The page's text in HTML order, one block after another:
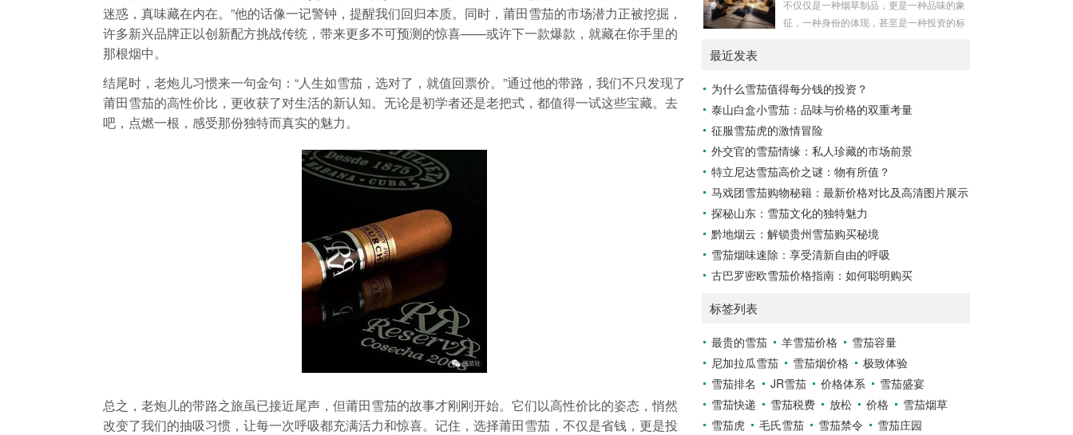
迷惑，真味藏在内在。”他的话像一记警钟，提醒我们回归本质。同时，莆田雪茄的市场潜力正被挖掘，
许多新兴品牌正以创新配方挑战传统，带来更多不可预测的惊喜——或许下一款爆款，就藏在你手里的
那根烟中。
结尾时，老炮儿习惯来一句金句：“人生如雪茄，选对了，就值回票价。”通过他的带路，我们不只发现了
莆田雪茄的高性价比，更收获了对生活的新认知。无论是初学者还是老把式，都值得一试这些宝藏。去
吧，点燃一根，感受那份独特而真实的魅力。
总之，老炮儿的带路之旅虽已接近尾声，但莆田雪茄的故事才刚刚开始。它们以高性价比的姿态，悄然
改变了我们的抽吸习惯，让每一次呼吸都充满活力和惊喜。记住，选择莆田雪茄，不仅是省钱，更是投
的匠人传承，其制作...
雪茄，对于许多人而言，象征着一种高雅与
品味的代名词。然而，在上海，这种传统符
社交的场域，是精英人士心灵的栖息之地，
是文化传承与创新的纽...
不仅仅是一种烟草制品，更是一种品味的象
征，一种身份的体现，甚至是一种投资的标
云背后的故事，我们需要深入数据，探寻其
价值变迁的脉络。 首先，我们必须认识到雪
茄价格的影响因素是多方面的。原材料成本
是基础。优质烟叶的种植、采摘、发酵和醇
病虫害等自然因素也可能影响烟叶的产量和
质量，进而影响雪茄的...
最近发表
为什么雪茄值得每分钱的投资？
泰山白盒小雪茄：品味与价格的双重考量
征服雪茄虎的激情冒险
外交官的雪茄情缘：私人珍藏的市场前景
特立尼达雪茄高价之谜：物有所值？
马戏团雪茄购物秘籍：最新价格对比及高清图片展示
探秘山东：雪茄文化的独特魅力
黔地烟云：解锁贵州雪茄购买秘境
雪茄烟味速除：享受清新自由的呼吸
古巴罗密欧雪茄价格指南：如何聪明购买
标签列表
最贵的雪茄 羊雪茄价格
雪茄容量
尼加拉瓜雪茄
雪茄烟价格
极致体验
雪茄排名
JR雪茄 价格体系
雪茄盛宴
雪茄快递
雪茄税费 放松 价格
雪茄烟草
雪茄虎
毛氏雪茄 雪茄禁令
雪茄庄园